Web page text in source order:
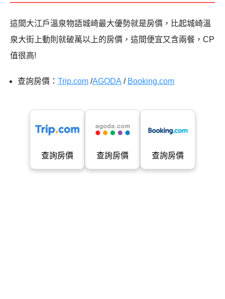
這間大江戶溫泉物語城崎最大優勢就是房價，比起城崎溫
泉大街上動則就破萬以上的房價，這間便宜又含兩餐，CP
值很高!
查詢房價： Trip.com /AGODA / Booking.com
查詢房價 查詢房價 查詢房價